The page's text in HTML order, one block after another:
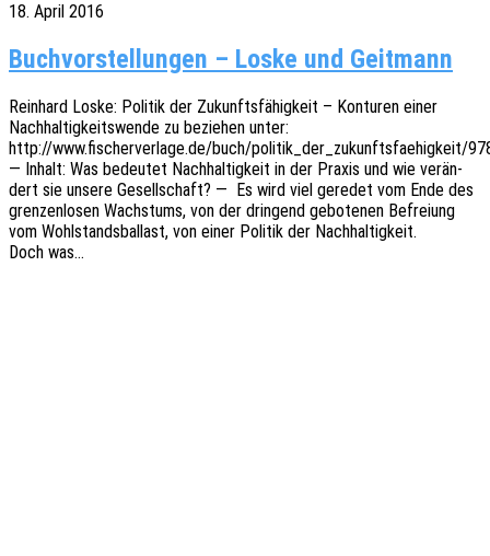
18. April 2016
Buchvorstellungen – Loske und Geitmann
Rein­hard Loske: Poli­tik der Zukunfts­fä­hig­keit – Kontu­ren einer
Nach­hal­tig­keits­wen­de zu bezie­hen unter:
http://www.fischerverlage.de/buch/politik_der_zukunftsfaehigkeit/
— Inhalt: Was bedeu­tet Nach­hal­tig­keit in der Praxis und wie verän­
dert sie unsere Gesell­schaft? — Es wird viel gere­det vom Ende des
gren­zen­lo­sen Wachs­tums, von der drin­gend gebo­te­nen Befrei­ung
vom Wohl­stands­bal­last, von einer Poli­tik der Nach­hal­tig­keit.
Doch was…